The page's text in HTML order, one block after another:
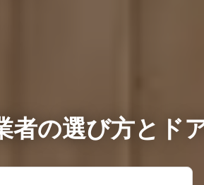
者の選び方とド